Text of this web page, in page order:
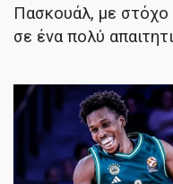
Πασκουάλ, με στόχο
σε ένα πολύ